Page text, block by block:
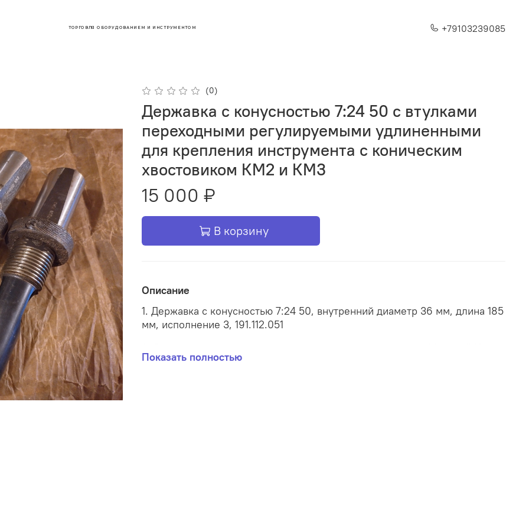
ТОРГОВЛЯ ОБОРУДОВАНИЕМ И ИНСТРУМЕНТОМ +79103239085
(0)
Державка с конусностью 7:24 50 с втулками
переходными регулируемыми удлиненными
для крепления инструмента с коническим
хвостовиком КМ2 и КМ3
15 000 ₽
В корзину
Описание
1. Державка с конусностью 7:24 50, внутренний диаметр 36 мм, длина 185
мм, исполнение 3, 191.112.051
длина 210 мм, 6105-7009
Показать полностью